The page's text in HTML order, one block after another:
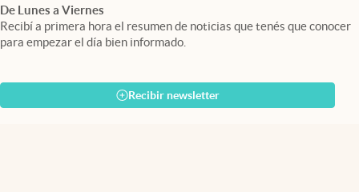
De Lunes a Viernes
Recibí a primera hora el resumen de noticias que tenés que conocer
para empezar el día bien informado.
Recibir newsletter